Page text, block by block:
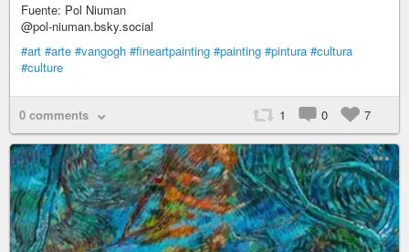
Fuente: Pol Niuman
@pol-niuman.bsky.social
#art #arte #vangogh #fineartpainting #painting #pintura #cultura
#culture
0 comments 1 0 7